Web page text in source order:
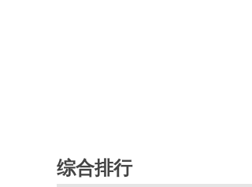
灵悉
综合排行